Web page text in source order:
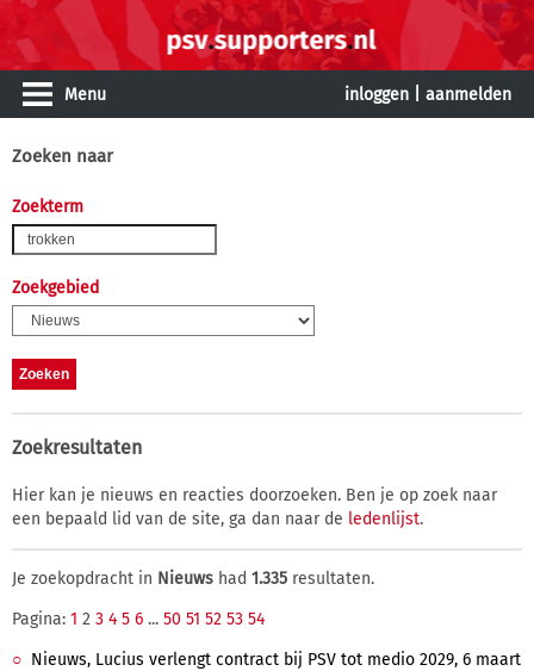
Menu inloggen aanmelden
Zoeken naar
Zoekterm
Zoekgebied
Zoekresultaten
Hier kan je nieuws en reacties doorzoeken. Ben je op zoek naar
een bepaald lid van de site, ga dan naar de ledenlijst.
Je zoekopdracht in Nieuws had 1.335 resultaten.
Pagina: 1 2 3 4 5 6 ... 50 51 52 53 54
Nieuws, Lucius verlengt contract bij PSV tot medio 2029, 6 maart